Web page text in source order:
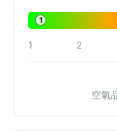
1
1 2
空氣